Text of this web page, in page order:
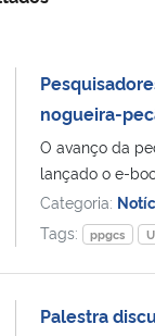
nogueira-
O avanço da
lançado o e-
Categoria:
Tags:
ppgcs
Palestra